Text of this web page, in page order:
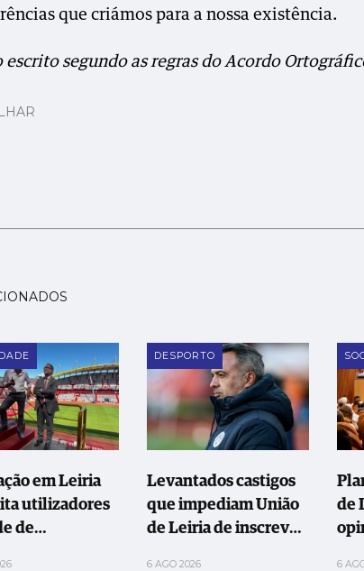
que criámos para a nossa existência.
escrito segundo as regras do Acordo
em Leiria
utilizadores
de
DESPORTO
Levantados castigos
que impediam União
de Leiria de inscrever
6 AGO 2026
de
6